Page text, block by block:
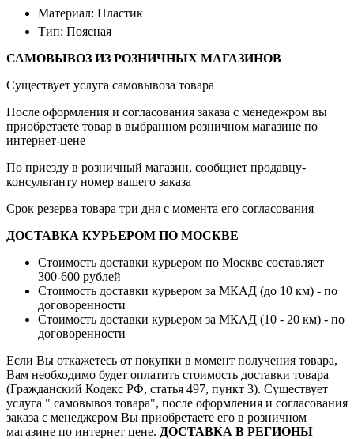
Материал: Пластик
Тип: Поясная
САМОВЫВОЗ ИЗ РОЗНИЧНЫХ МАГАЗИНОВ
Существует услуга самовывоза товара
После оформления и согласования заказа с менедежром вы
приобретаете товар в выбранном розничном магазине по
интернет-цене
По приезду в розничный магазин, сообщиет продавцу-
консультанту номер вашего заказа
Срок резерва товара три дня с момента его согласования
ДОСТАВКА КУРЬЕРОМ ПО МОСКВЕ
Стоимость доставки курьером по Москве составляет
300-600 рублей
Стоимость доставки курьером за МКАД (до 10 км) - по
договоренности
Стоимость доставки курьером за МКАД (10 - 20 км) - по
договоренности
Если Вы откажетесь от покупки в момент получения товара,
Вам необходимо будет оплатить стоимость доставки товара
(Гражданский Кодекс РФ, статья 497, пункт 3). Существует
услуга " самовывоз товара", после оформления и согласования
заказа с менеджером Вы приобретаете его в розничном
магазине по интернет цене. ДОСТАВКА В РЕГИОНЫ